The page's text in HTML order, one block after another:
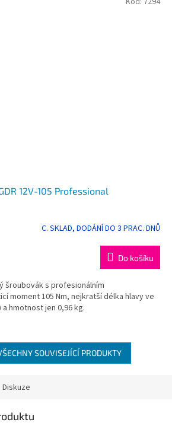
12V-105 Professional
C. SKLAD, DODÁNÍ DO 3 PRAC. DNŮ
Do košíku
šroubovák s profesionálním
moment 105 Nm, nejkratší délka hlavy ve
hmotnost jen 0,96 kg.
SOUVISEJÍCÍ PRODUKTY
Diskuze